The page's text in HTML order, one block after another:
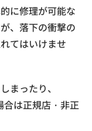
に修理が可能な
、落下の衝撃の
てはいけませ
まったり、
は正規店・非正